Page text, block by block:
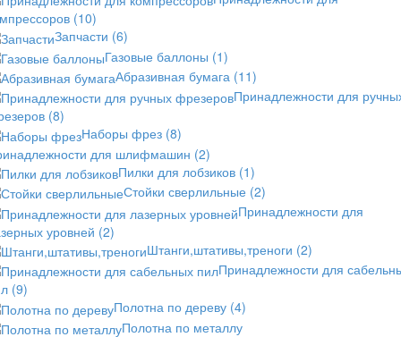
(10)
Запчасти (6)
Газовые баллоны (1)
Абразивная бумага (11)
Принадлежности для
(8)
Наборы фрез (8)
для шлифмашин (2)
Пилки для лобзиков (1)
Стойки сверлильные (2)
Принадлежности для
уровней (2)
Штанги,штативы,треноги (2)
Принадлежности для
(9)
Полотна по дереву (4)
Полотна по металлу